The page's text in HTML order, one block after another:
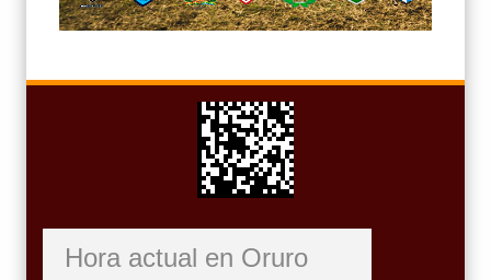
Hora actual en Oruro